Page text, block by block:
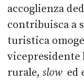
accoglienza
contribuisca a
turistica
rurale, slowed